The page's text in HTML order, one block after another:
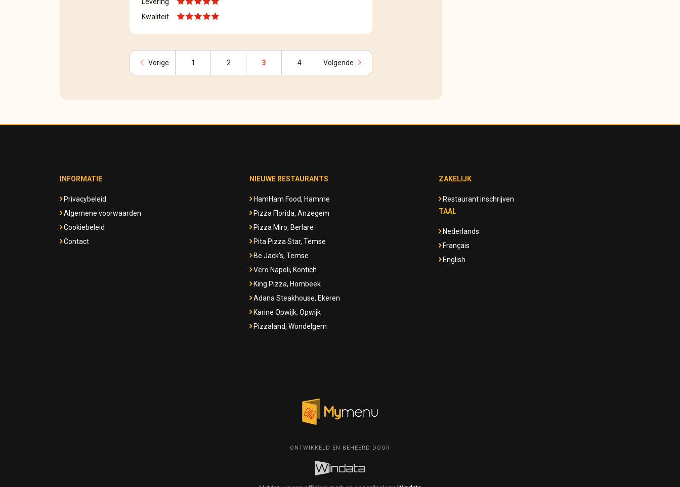
Kwaliteit
chevron_left Vorige 1 2 3 4 Volgende chevron_right
INFORMATIE
Privacybeleid
Algemene voorwaarden
Cookiebeleid
Contact
NIEUWE RESTAURANTS
HamHam Food, Hamme
Pizza Florida, Anzegem
Pizza Miro, Berlare
Pita Pizza Star, Temse
Be Jack's, Temse
Vero Napoli, Kontich
King Pizza, Hombeek
Adana Steakhouse, Ekeren
Karine Opwijk, Opwijk
Pizzaland, Wondelgem
ZAKELIJK
Restaurant inschrijven
TAAL
Nederlands
Français
English
ONTWIKKELD EN BEHEERD DOOR